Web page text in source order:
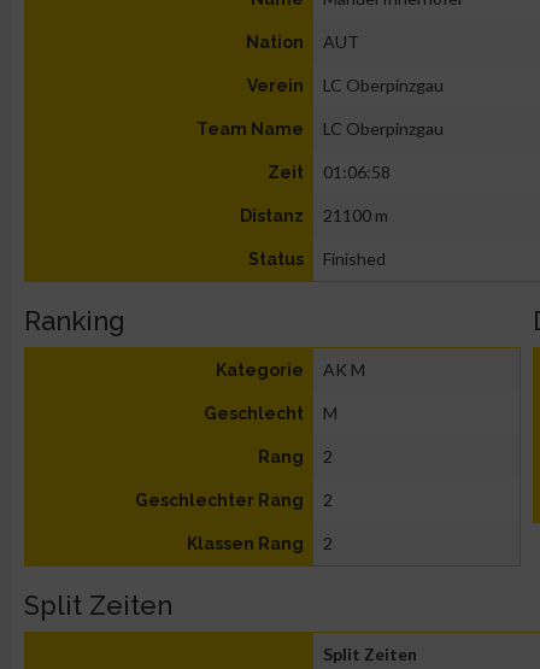
Nation AUT
Verein LC Oberpinzgau
Team Name LC Oberpinzgau
Zeit 01:06:58
Distanz 21100 m
Status Finished
Ranking
Kategorie AK M
Geschlecht M
Rang 2
Geschlechter Rang 2
Klassen Rang 2
Split Zeiten
Split Zeiten